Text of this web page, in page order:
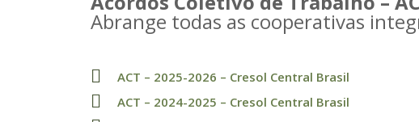
Abrange todas as cooperativas
ACT – 2025-2026 – Cresol Central Brasil
ACT – 2024-2025 – Cresol Central Brasil